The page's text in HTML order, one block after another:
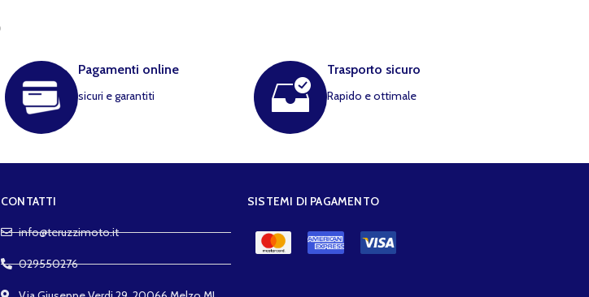
Pagamenti online
sicuri e garantiti
Trasporto sicuro
Rapido e ottimale
CONTATTI
info@teruzzimoto.it
029550276
SISTEMI DI PAGAMENTO